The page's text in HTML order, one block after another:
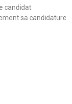
candidat
sa candidature